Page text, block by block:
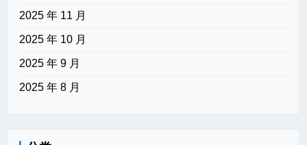
2025 年 11 月
2025 年 10 月
2025 年 9 月
2025 年 8 月